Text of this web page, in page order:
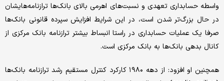
‌واسطه حسابداری تعهدی و نسبت‌های اهرمی بالای بانک‌ها ترازنامه‌هایشان
در حال بزرگ‌تر شدن است، در این شرایط افزایش سپرده قانونی بانک‌ها
صرفا یک عملیات حسابداری در راستا انبساط بیشتر ترازنامه بانک مرکزی از
کانال بدهی بانک‌ها به بانک مرکزی است.
همچنین او افزود: از دهه ۱۹۸۰ کارکرد کنترل مستقیم رشد ترازنامه بانک‌ها